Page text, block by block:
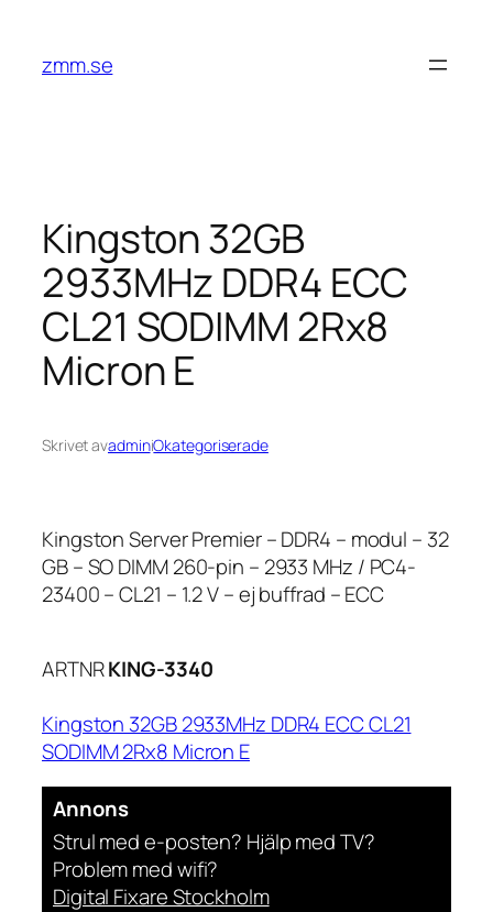
innehåll
zmm.se
Kingston 32GB
2933MHz DDR4 ECC
CL21 SODIMM 2Rx8
Micron E
Skrivet avadminiOkategoriserade
Kingston Server Premier – DDR4 – modul – 32
GB – SO DIMM 260-pin – 2933 MHz / PC4-
23400 – CL21 – 1.2 V – ej buffrad – ECC
ARTNRKING-3340
Kingston 32GB 2933MHz DDR4 ECC CL21
SODIMM 2Rx8 Micron E
Annons
Strul med e-posten? Hjälp med TV?
Problem med wifi?
Digital Fixare Stockholm